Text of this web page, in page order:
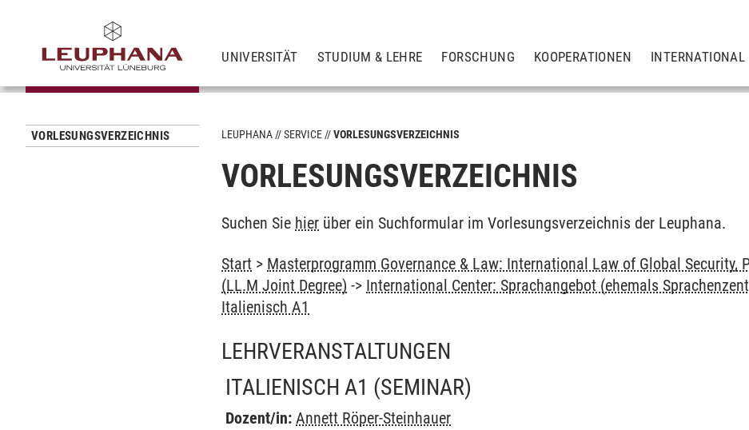
UNIVERSITÄT STUDIUM & LEHRE FORSCHUNG KOOPERATIONEN INTERNATIONAL
VORLESUNGSVERZEICHNIS LEUPHANA SERVICE VORLESUNGSVERZEICHNIS
VORLESUNGSVERZEICHNIS
Suchen Sie hier über ein Suchformular im Vorlesungsverzeichnis der Leuphana.
Start > Masterprogramm Governance & Law: International Law of Global Security,
(LL.M Joint Degree) -> International Center: Sprachangebot (ehemals
Italienisch A1
LEHRVERANSTALTUNGEN
ITALIENISCH A1 (SEMINAR)
Dozent/in: Annett Röper-Steinhauer